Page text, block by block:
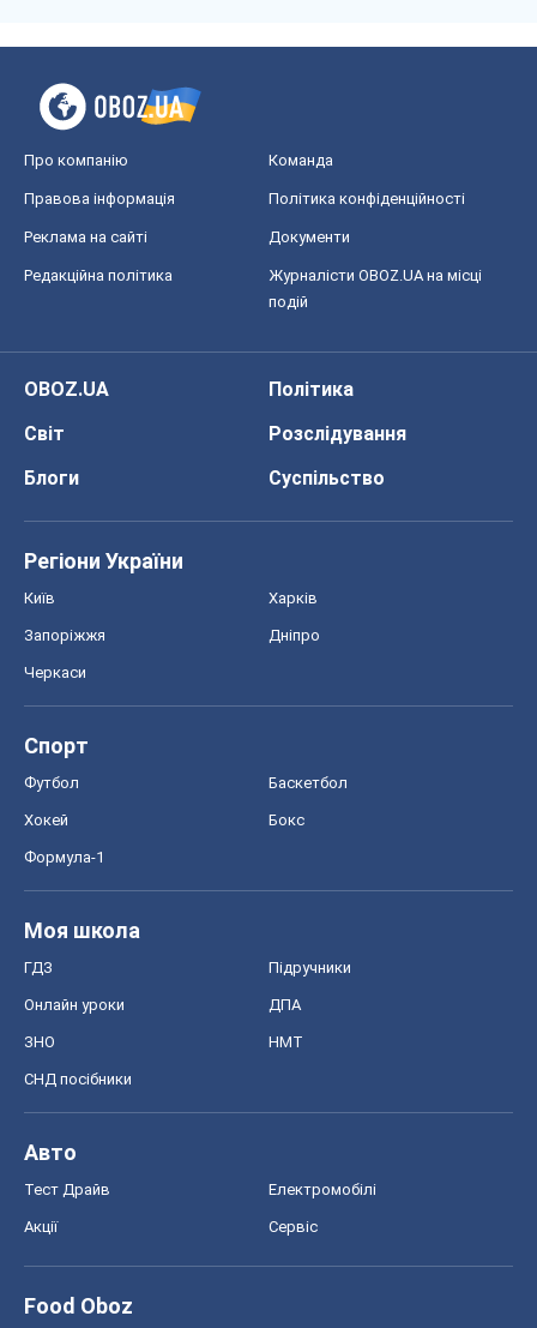
Про компанію Команда
Правова інформація Політика конфіденційності
Реклама на сайті Документи
Редакційна політика
Журналісти OBOZ.UA на місці
подій
OBOZ.UA
Політика
Світ
Розслідування
Блоги
Суспільство
Регіони України
Київ Харків
Запоріжжя Дніпро
Черкаси
Спорт
Футбол Баскетбол
Хокей Бокс
Формула-1
Моя школа
ГДЗ Підручники
Онлайн уроки ДПА
ЗНО НМТ
СНД посібники
Авто
Тест Драйв Електромобілі
Акції Сервіс
Food Oboz